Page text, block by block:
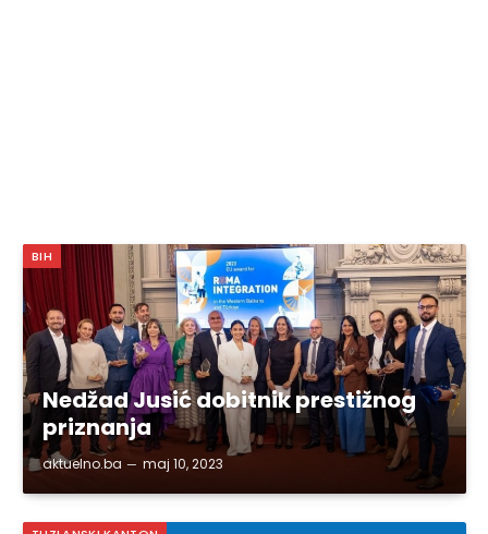
BIH
Nedžad Jusić dobitnik prestižnog
priznanja
aktuelno.ba maj 10, 2023